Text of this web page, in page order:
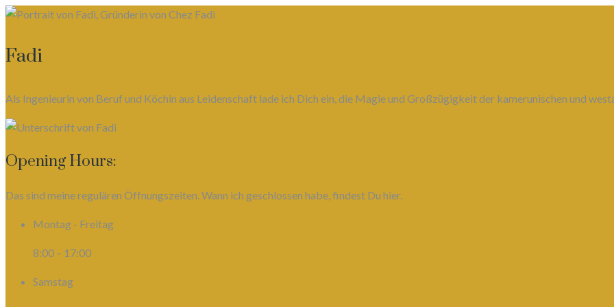
Fadi
Als Ingenieurin von Beruf und Köchin aus Leidenschaft lade ich Dich ein, die Magie und Großzügigkeit der kamerunischen und
Opening Hours:
Das sind meine regulären Öffnungszeiten. Wann ich geschlossen habe, findest Du hier.
Montag - Freitag
8:00 – 17:00
Samstag